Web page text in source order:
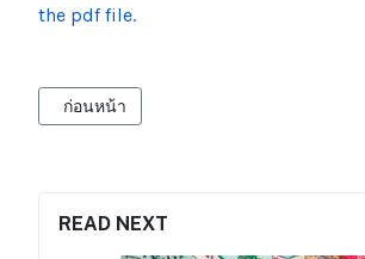
READ NEXT
the pdf file.
เนื้อหาก่อนหน้า: MIGRANT DIARY 2026
ก่อนหน้า